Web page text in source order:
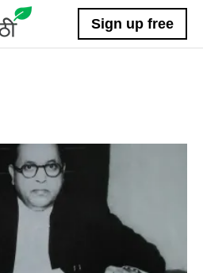
Sign up free